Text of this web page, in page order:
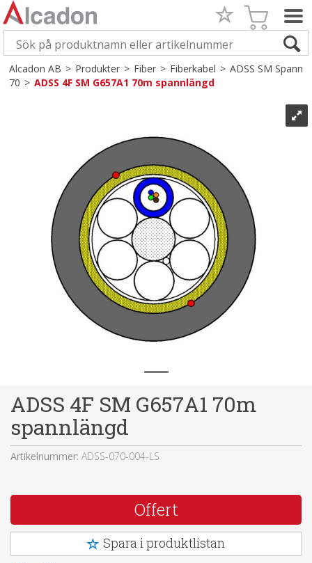
Alcadon AB>Produkter>Fiber>Fiberkabel>ADSS SM Spann
70>ADSS 4F SM G657A1 70m spannlängd
ADSS 4F SM G657A1 70m
spannlängd
Artikelnummer: ADSS-070-004-LS
Offert
Spara i produktlistan